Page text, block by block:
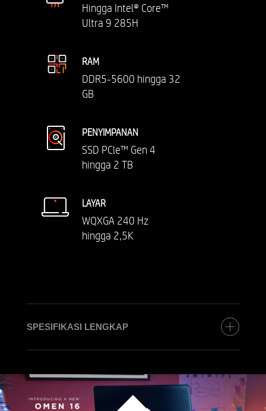
Hingga Intel® Core™
Ultra 9 285H
RAM
DDR5-5600 hingga 32
GB
PENYIMPANAN
SSD PCle™ Gen 4
hingga 2 TB
LAYAR
WQXGA 240 Hz
hingga 2,5K
SPESIFIKASI LENGKAP
Intel® Core™ Ultra 9 285H (hingga 5,4 GHz
dengan Intel® Turbo Boost Technology, cache L3